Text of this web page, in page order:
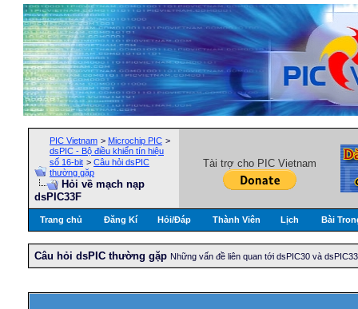
PIC Vietnam > Microchip PIC >
dsPIC - Bộ điều khiển tín hiệu
số 16-bit > Câu hỏi dsPIC
thường gặp
Hỏi về mạch nạp
dsPIC33F
Tài trợ cho PIC Vietnam
Trang chủ Đăng Kí Hỏi/Ðáp Thành Viên Lịch Bài
Câu hỏi dsPIC thường gặp Những vấn đề liên quan tới dsPIC30 và